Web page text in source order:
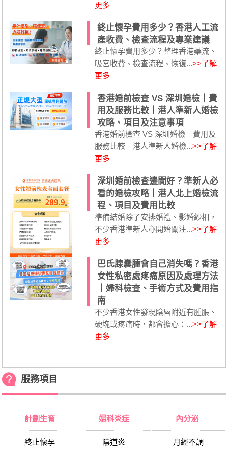
更多
終止懷孕費用多少？香港人工流
產收費、檢查流程及專業建議
終止懷孕費用多少？整理香港藥流、
吸宮收費、檢查流程、恢復...>>了解
更多
香港婚前檢查 VS 深圳婚檢｜費
用及服務比較｜港人準新人婚檢
攻略、項目及注意事項
香港婚前檢查 VS 深圳婚檢｜費用及
服務比較｜港人準新人婚檢...>>了解
更多
深圳婚前檢查邊間好？準新人必
看的婚檢攻略｜港人北上婚檢流
程、項目及費用比較
準備結婚除了安排婚禮、影婚紗相，
不少香港準新人亦開始關注...>>了解
更多
巴氏腺囊腫會自己消失嗎？香港
女性私密處疼痛原因及處理方法
｜婦科檢查、手術方式及費用指
南
不少香港女性發現陰唇附近有腫脹、
硬塊或疼痛時，都會擔心：...>>了解
更多
服務項目
計劃生育
終止懷孕
婦科炎症
陰道炎
內分泌
月經不調